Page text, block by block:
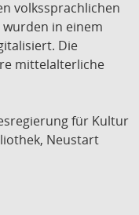
volkssprachlichen
in einem
Die
mittelalterliche
für Kultur
Neustart